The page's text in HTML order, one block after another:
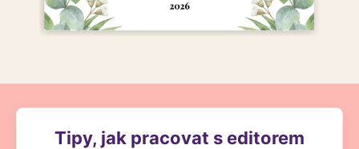
Tipy, jak pracovat s editorem